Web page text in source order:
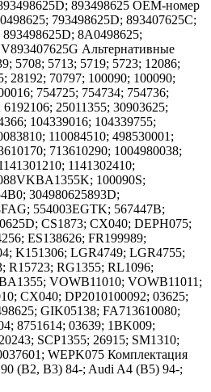
893498625 OEM-номер
793498625D; 893407625C;
8A0498625;
Альтернативные
5708; 5713; 5719; 5723; 12086;
28192; 70797; 100090; 100090;
754725; 754734; 754736;
25011355; 30903625;
104339016; 104339755;
110084510; 498530001;
713610290; 1004980038;
1141302410;
100090S;
304980625893D;
554003EGTK; 567447B;
CS1873; CX040; DEPH075;
ES138626; FR199989;
K151306; LGR4749; LGR4755;
R15723; RG1355; RL1096;
VOWB11010; VOWB11011;
CX040; DP2010100092; 03625;
GIK05138; FA713610080;
8751614; 03639; 1BK009;
SCP1355; 26915; SM1310;
WEPK075 Комплектация
(B2, B3) 84-; Audi A4 (B5) 94-;